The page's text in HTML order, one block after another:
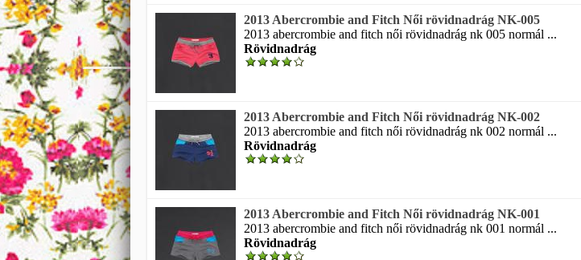
2013 Abercrombie and Fitch Női rövidnadrág NK-005
2013 abercrombie and fitch női rövidnadrág nk 005 normál ...
Rövidnadrág
2013 Abercrombie and Fitch Női rövidnadrág NK-002
2013 abercrombie and fitch női rövidnadrág nk 002 normál ...
Rövidnadrág
2013 Abercrombie and Fitch Női rövidnadrág NK-001
2013 abercrombie and fitch női rövidnadrág nk 001 normál ...
Rövidnadrág